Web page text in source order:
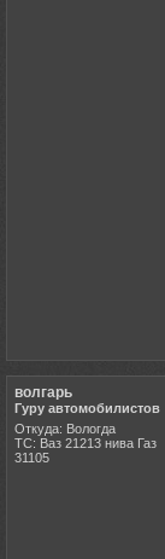
волгарь
Гуру автомобилистов
Откуда: Вологда
ТС: Ваз 21213 нива Газ
31105